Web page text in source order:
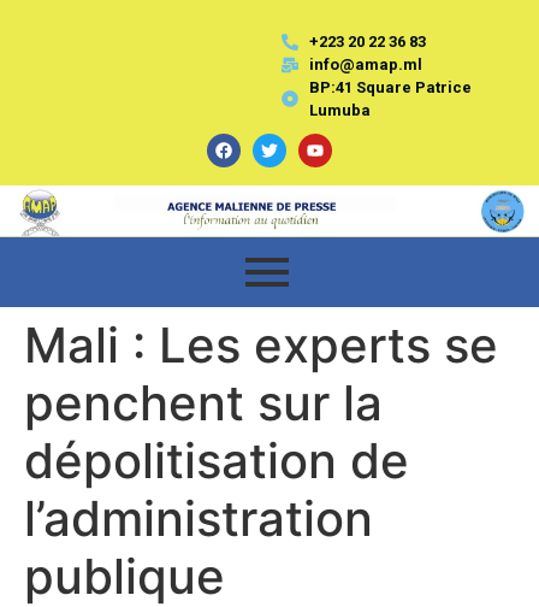
+223 20 22 36 83
info@amap.ml
BP:41 Square Patrice
Lumuba
Mali : Les experts se
penchent sur la
dépolitisation de
l’administration
publique